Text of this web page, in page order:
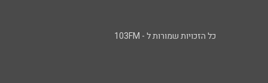
כל הזכויות שמורות ל - 103FM